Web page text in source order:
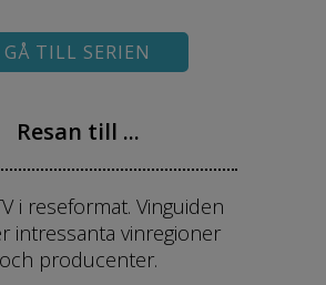
GÅ TILL SERIEN
Resan till ...
i reseformat. Vinguiden
intressanta vinregioner
och producenter.